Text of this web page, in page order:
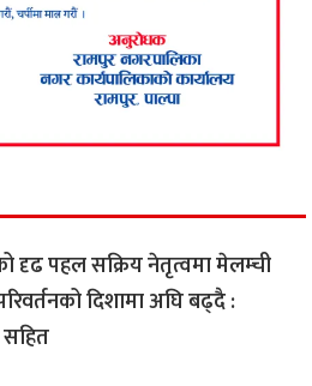
दृढ पहल सक्रिय नेतृत्वमा मेलम्ची
दिशामा अघि बढ्दै :
सहित